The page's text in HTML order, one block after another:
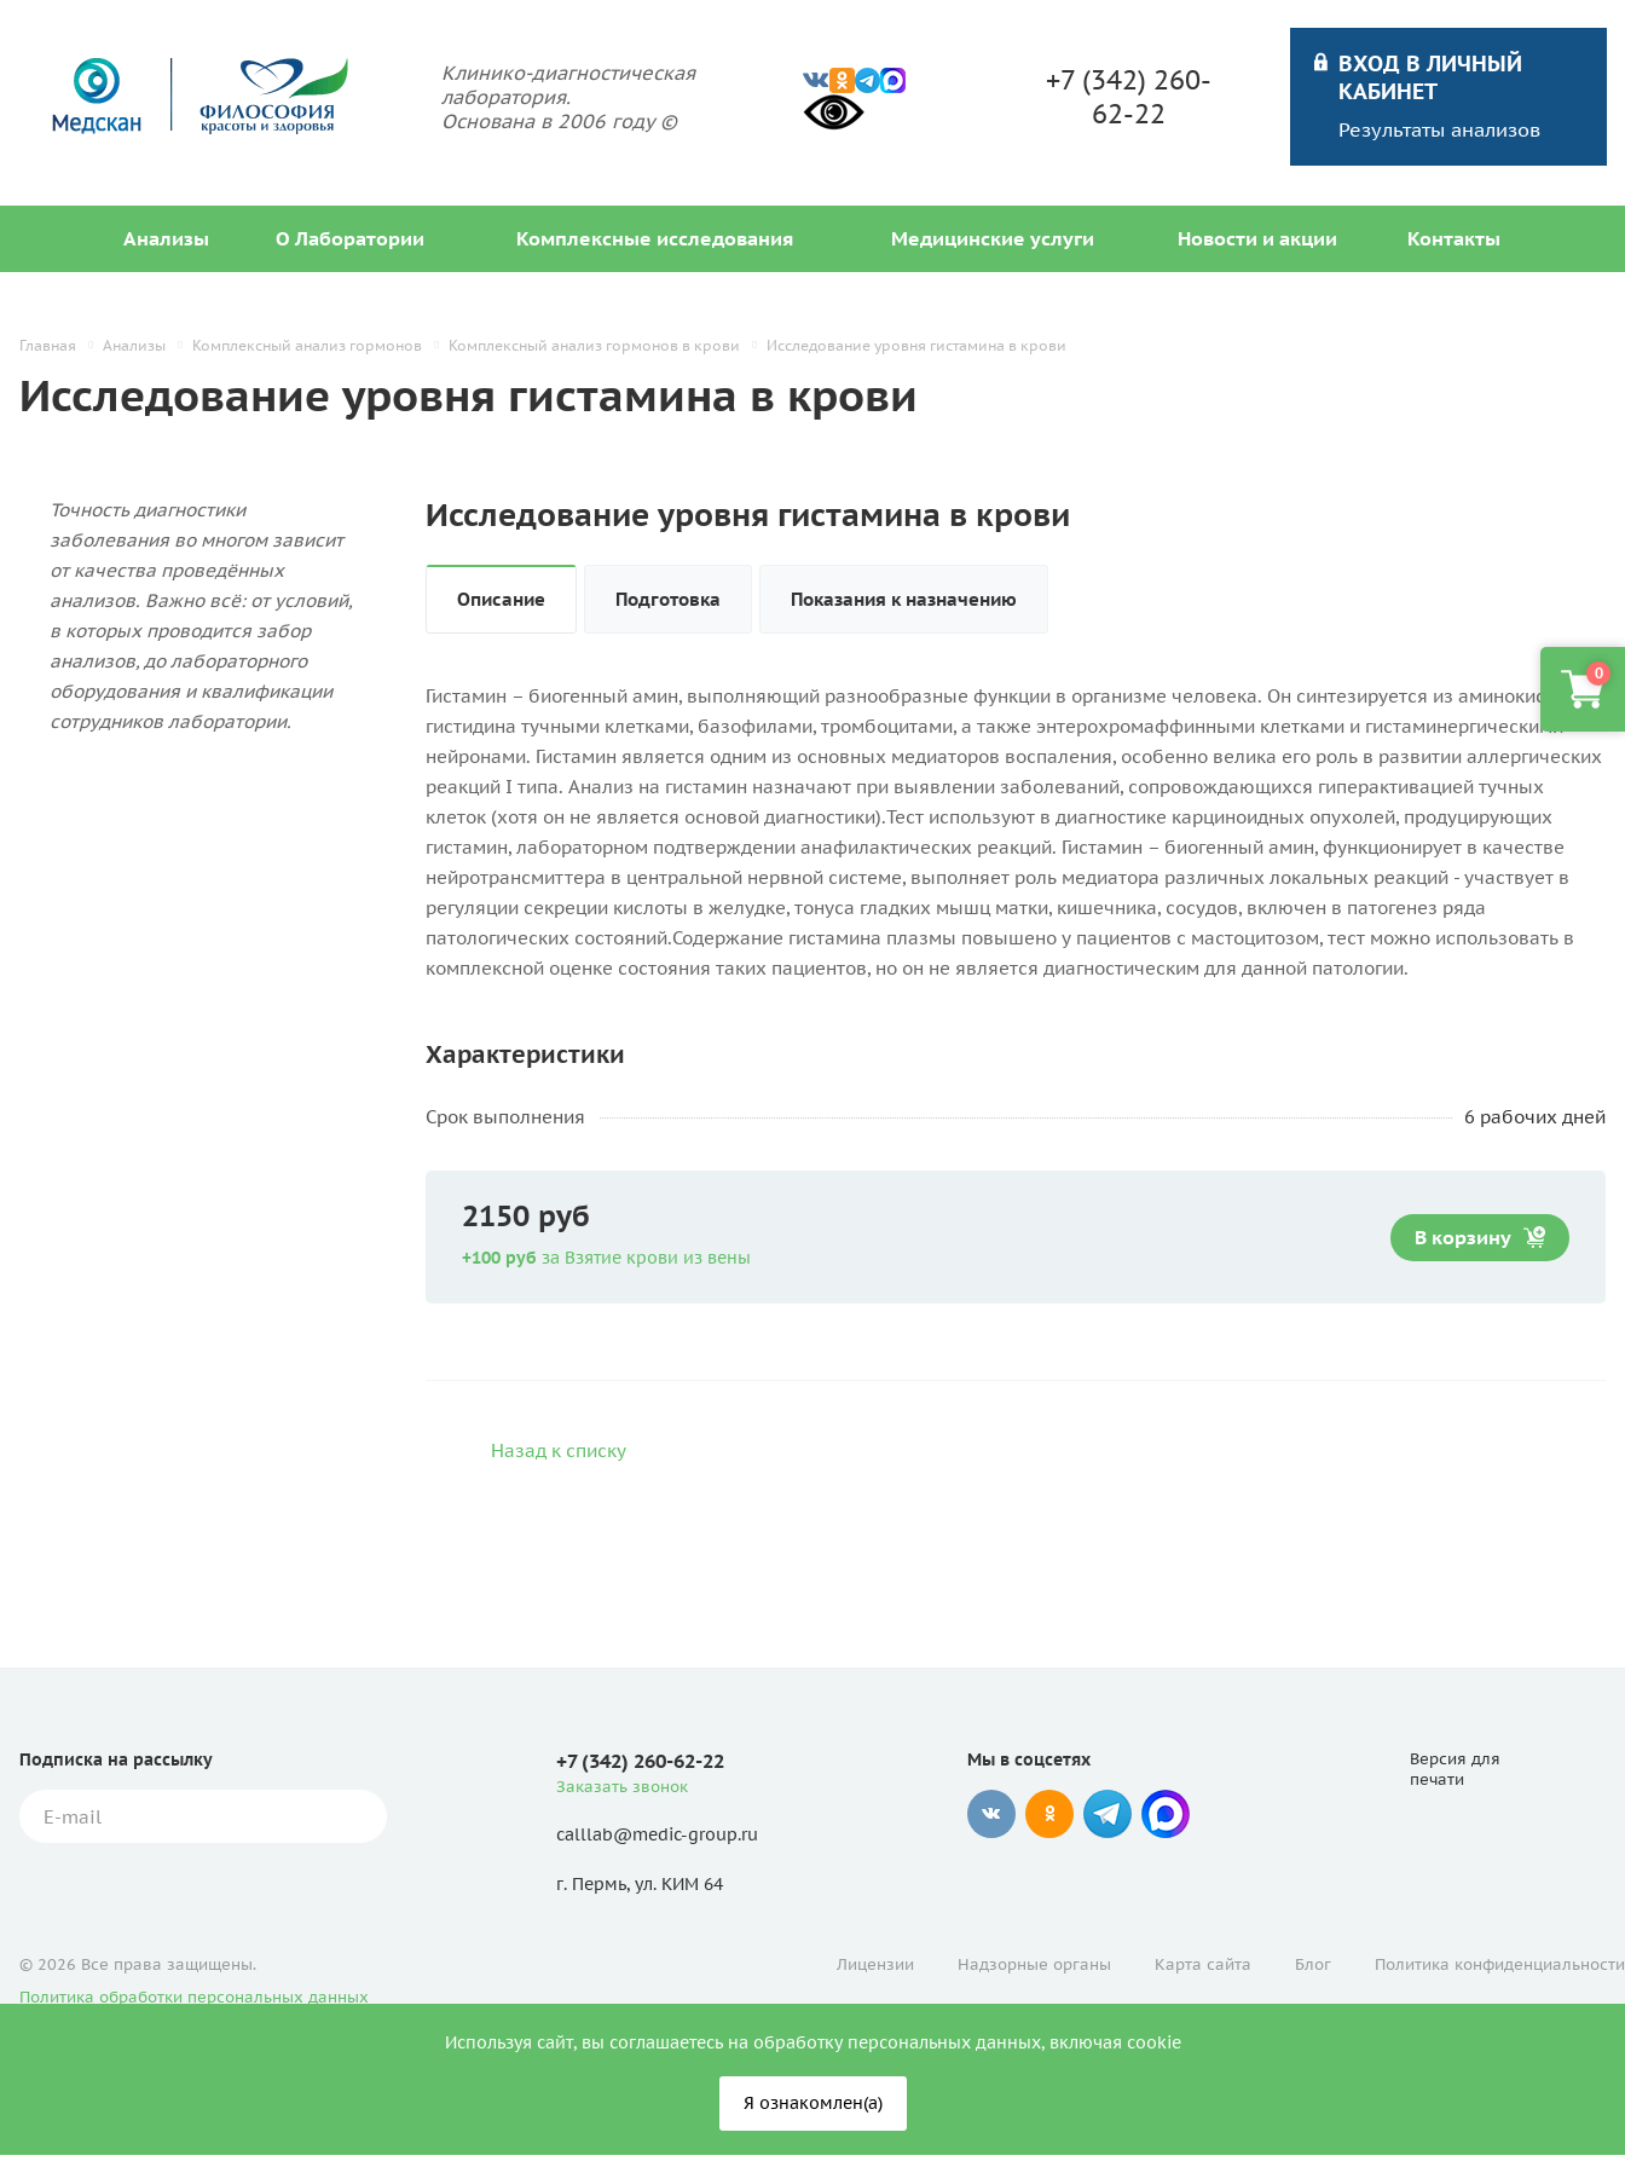
Используя сайт, вы соглашаетесь на обработку персональных данных, включая cookie
Я ознакомлен(а)
Клинико-диагностическая
лаборатория.
Основана в 2006 году ©
+7 (342) 260-
62-22
ВХОД В ЛИЧНЫЙ
КАБИНЕТ
Результаты анализов
Анализы О Лаборатории Комплексные исследования Медицинские услуги Новости и акции Контакты
0
Главная Анализы Комплексный анализ гормонов Комплексный анализ гормонов в крови Исследование уровня гистамина в крови
Исследование уровня гистамина в крови
Точность диагностики
заболевания во многом зависит
от качества проведённых
анализов. Важно всё: от условий,
в которых проводится забор
анализов, до лабораторного
оборудования и квалификации
сотрудников лаборатории.
Исследование уровня гистамина в крови
Описание Подготовка Показания к назначению
Гистамин – биогенный амин, выполняющий разнообразные функции в организме человека. Он синтезируется из аминокислоты
гистидина тучными клетками, базофилами, тромбоцитами, а также энтерохромаффинными клетками и гистаминергическими
нейронами. Гистамин является одним из основных медиаторов воспаления, особенно велика его роль в развитии аллергических
реакций I типа. Анализ на гистамин назначают при выявлении заболеваний, сопровождающихся гиперактивацией тучных
клеток (хотя он не является основой диагностики).Тест используют в диагностике карциноидных опухолей, продуцирующих
гистамин, лабораторном подтверждении анафилактических реакций. Гистамин – биогенный амин, функционирует в качестве
нейротрансмиттера в центральной нервной системе, выполняет роль медиатора различных локальных реакций - участвует в
регуляции секреции кислоты в желудке, тонуса гладких мышц матки, кишечника, сосудов, включен в патогенез ряда
патологических состояний.Содержание гистамина плазмы повышено у пациентов с мастоцитозом, тест можно использовать в
комплексной оценке состояния таких пациентов, но он не является диагностическим для данной патологии.
Характеристики
Срок выполнения 6 рабочих дней
2150 руб
+100 руб за Взятие крови из вены
В корзину
Назад к списку
Подписка на рассылку +7 (342) 260-62-22
Заказать звонок
calllab@medic-group.ru
г. Пермь, ул. КИМ 64
Мы в соцсетях
Версия для
печати
© 2026 Все права защищены.
Политика обработки персональных данных
Лицензии Надзорные органы Карта сайта Блог Политика конфиденциальности
ИМЕЮТСЯ ПРОТИВОПОКАЗАНИЯ. НЕОБХОДИМА КОНСУЛЬТАЦИЯ СПЕЦИАЛИСТА